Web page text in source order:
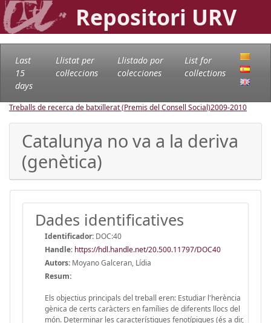
Repositori URV
Last
15
days
Llistat per
col·leccions
Llistado por
colecciones
List for
collections
Treballs de recerca de batxillerat (Premis del Consell Social)2009-2010
Catalunya no va a la deriva
(genètica)
Dades identificatives
Identificador: DOC:40
Handle: https://hdl.handle.net/20.500.11797/DOC40
Autors: Moyano Galceran, Lídia
Resum:
Els objectius principals del treball eren: Estudiar l'herència
gènica de certs caràcters en famílies de diferents llocs del
món. Determinar les característiques fenotípiques (és a dir,